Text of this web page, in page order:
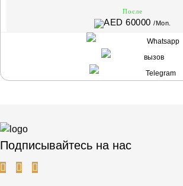
После
60000/Mon.
Whatsapp
вызов
Telegram
Подписывайтесь на нас